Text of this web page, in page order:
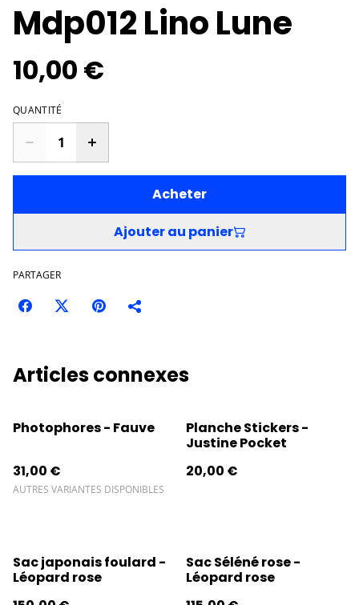
Mdp012 Lino Lune
10,00 €
QUANTITÉ
Acheter
Ajouter au panier
PARTAGER
Articles connexes
Photophores - Fauve
31,00 €
AUTRES VARIANTES DISPONIBLES
Planche Stickers -
Justine Pocket
20,00 €
Sac japonais foulard -
Léopard rose
Sac Séléné rose -
Léopard rose